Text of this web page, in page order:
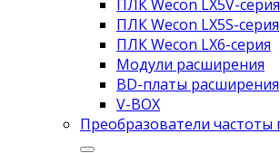
ПЛК Wecon LX5V-серия
ПЛК Wecon LX5S-серия
ПЛК Wecon LX6-серия
Модули расширения
BD-платы расширения
V-BOX
Преобразователи